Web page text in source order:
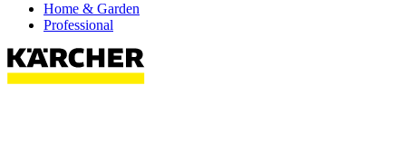
Home & Garden
Professional